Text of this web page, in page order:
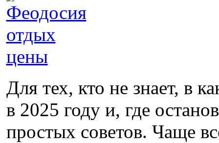
Для тех, кто не знает, в
в 2025 году и, где
простых советов. Чаще